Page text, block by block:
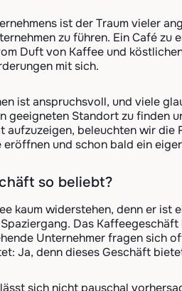
ist der Traum vieler
zu führen. Ein Café
Duft von Kaffee und
mit sich.
ist anspruchsvoll, und viele
geeigneten Standort zu finden
aufzuzeigen, beleuchten wir
und schon bald ein
so beliebt?
kaum widerstehen, denn er
Das
Unternehmer fragen sich
Ja, denn dieses Geschäft